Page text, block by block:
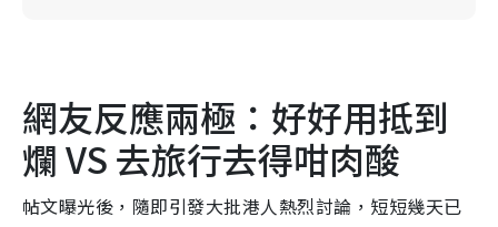
網友反應兩極：好好用抵到
爛 VS 去旅行去得咁肉酸
帖文曝光後，隨即引發大批港人熱烈討論，短短幾天已